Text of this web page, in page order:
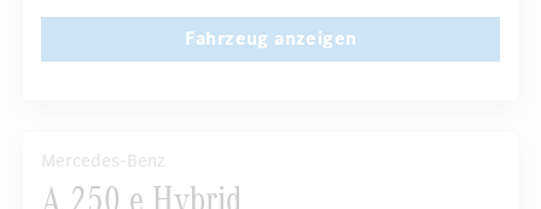
Fahrzeug anzeigen
Mercedes-Benz
A 250 e Hybrid